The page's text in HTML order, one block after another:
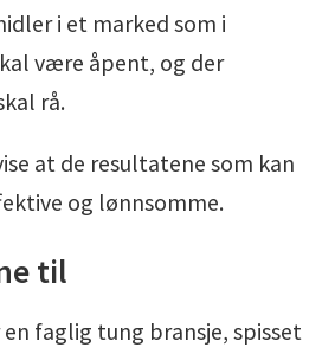
i et marked som i
være åpent, og der
rå.
at de resultatene som kan
og lønnsomme.
til
faglig tung bransje, spisset